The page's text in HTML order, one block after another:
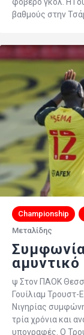
φοβερό γκολ. Η
βαθμούς στην
Championship
Μεταλίδης
ψ Στον ΠΑΟΚ
Γουίλιαμ Τρουστ-
Νιγηρίας
τρία χρόνια και
υπογραφές. Ο